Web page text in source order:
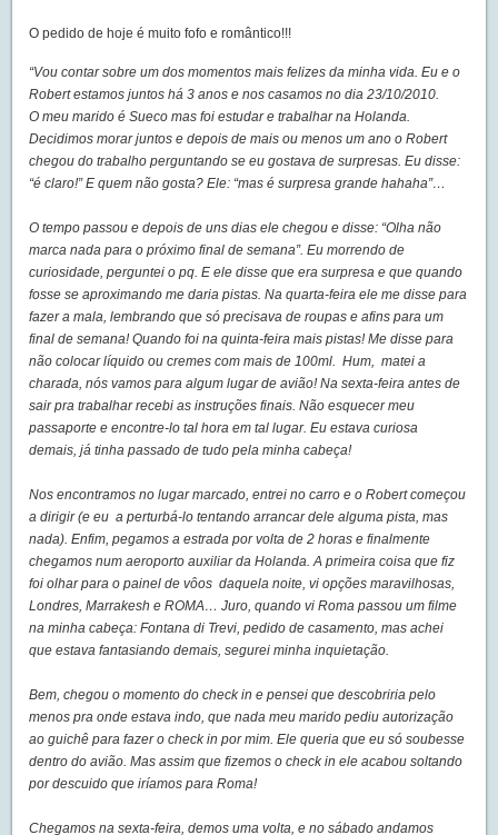
O pedido de hoje é muito fofo e romântico!!!
“Vou contar sobre um dos momentos mais felizes da minha vida. Eu e o
Robert estamos juntos há 3 anos e nos casamos no dia 23/10/2010.
O meu marido é Sueco mas foi estudar e trabalhar na Holanda.
Decidimos morar juntos e depois de mais ou menos um ano o Robert
chegou do trabalho perguntando se eu gostava de surpresas. Eu disse:
“é claro!” E quem não gosta? Ele: “mas é surpresa grande hahaha”…
O tempo passou e depois de uns dias ele chegou e disse: “Olha não
marca nada para o próximo final de semana”. Eu morrendo de
curiosidade, perguntei o pq. E ele disse que era surpresa e que quando
fosse se aproximando me daria pistas. Na quarta-feira ele me disse para
fazer a mala, lembrando que só precisava de roupas e afins para um
final de semana! Quando foi na quinta-feira mais pistas! Me disse para
não colocar líquido ou cremes com mais de 100ml. Hum, matei a
charada, nós vamos para algum lugar de avião! Na sexta-feira antes de
sair pra trabalhar recebi as instruções finais. Não esquecer meu
passaporte e encontre-lo tal hora em tal lugar. Eu estava curiosa
demais, já tinha passado de tudo pela minha cabeça!
Nos encontramos no lugar marcado, entrei no carro e o Robert começou
a dirigir (e eu a perturbá-lo tentando arrancar dele alguma pista, mas
nada). Enfim, pegamos a estrada por volta de 2 horas e finalmente
chegamos num aeroporto auxiliar da Holanda. A primeira coisa que fiz
foi olhar para o painel de vôos daquela noite, vi opções maravilhosas,
Londres, Marrakesh e ROMA… Juro, quando vi Roma passou um filme
na minha cabeça: Fontana di Trevi, pedido de casamento, mas achei
que estava fantasiando demais, segurei minha inquietação.
Bem, chegou o momento do check in e pensei que descobriria pelo
menos pra onde estava indo, que nada meu marido pediu autorização
ao guichê para fazer o check in por mim. Ele queria que eu só soubesse
dentro do avião. Mas assim que fizemos o check in ele acabou soltando
por descuido que iríamos para Roma!
Chegamos na sexta-feira, demos uma volta, e no sábado andamos